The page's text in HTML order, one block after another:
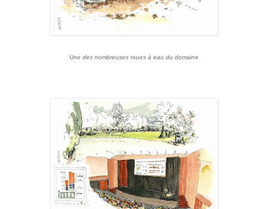
Une des nombreuses roues à eau du domaine